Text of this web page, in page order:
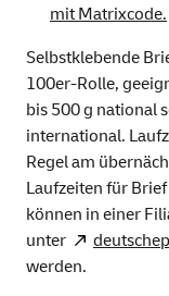
mit Matrixcode.
Selbstklebende
100er-Rolle,
bis 500 g national
international.
Regel am
Laufzeiten für
können in einer
unter
werden.